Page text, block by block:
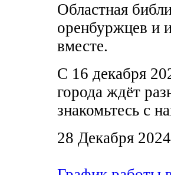
Областная
оренбуржцев и
вместе.
С 16 декабря
города ждёт
знакомьтесь с
28 Декабря